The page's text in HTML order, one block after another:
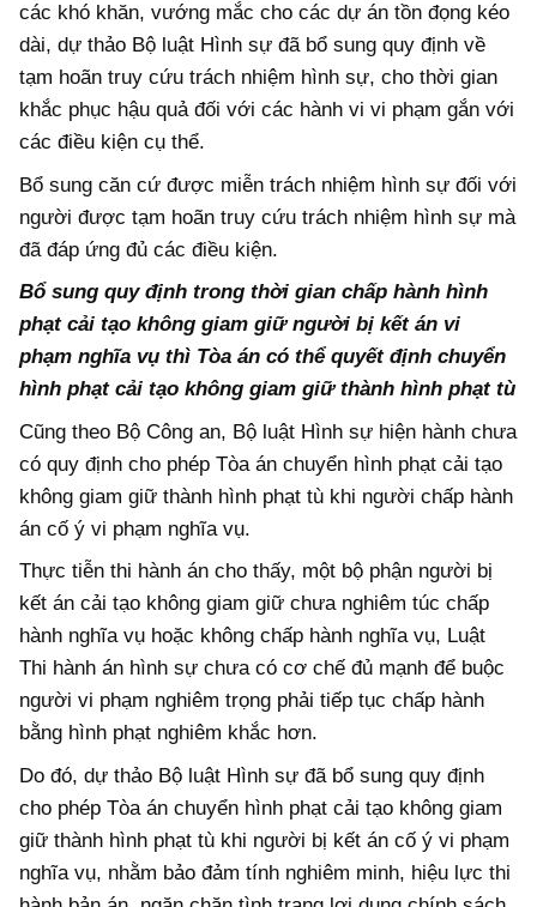
các khó khăn, vướng mắc cho các dự án tồn đọng kéo
dài, dự thảo Bộ luật Hình sự đã bổ sung quy định về
tạm hoãn truy cứu trách nhiệm hình sự, cho thời gian
khắc phục hậu quả đối với các hành vi vi phạm gắn với
các điều kiện cụ thể.
Bổ sung căn cứ được miễn trách nhiệm hình sự đối với
người được tạm hoãn truy cứu trách nhiệm hình sự mà
đã đáp ứng đủ các điều kiện.
Bổ sung quy định trong thời gian chấp hành hình
phạt cải tạo không giam giữ người bị kết án vi
phạm nghĩa vụ thì Tòa án có thể quyết định chuyển
hình phạt cải tạo không giam giữ thành hình phạt tù
Cũng theo Bộ Công an, Bộ luật Hình sự hiện hành chưa
có quy định cho phép Tòa án chuyển hình phạt cải tạo
không giam giữ thành hình phạt tù khi người chấp hành
án cố ý vi phạm nghĩa vụ.
Thực tiễn thi hành án cho thấy, một bộ phận người bị
kết án cải tạo không giam giữ chưa nghiêm túc chấp
hành nghĩa vụ hoặc không chấp hành nghĩa vụ, Luật
Thi hành án hình sự chưa có cơ chế đủ mạnh để buộc
người vi phạm nghiêm trọng phải tiếp tục chấp hành
bằng hình phạt nghiêm khắc hơn.
Do đó, dự thảo Bộ luật Hình sự đã bổ sung quy định
cho phép Tòa án chuyển hình phạt cải tạo không giam
giữ thành hình phạt tù khi người bị kết án cố ý vi phạm
nghĩa vụ, nhằm bảo đảm tính nghiêm minh, hiệu lực thi